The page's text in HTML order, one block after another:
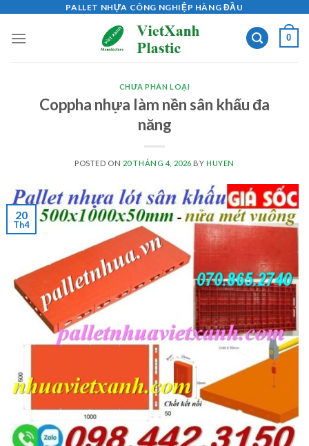
content
PALLET NHỰA CÔNG NGHIỆP HÀNG ĐẦU
0
CHƯA PHÂN LOẠI
Coppha nhựa làm nền sân khấu đa
năng
POSTED ON 20 THÁNG 4, 2026 BY HUYEN
20
Th4